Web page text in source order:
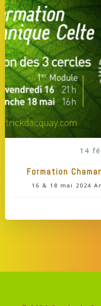
14
Formation
16 & 18 mai 2024